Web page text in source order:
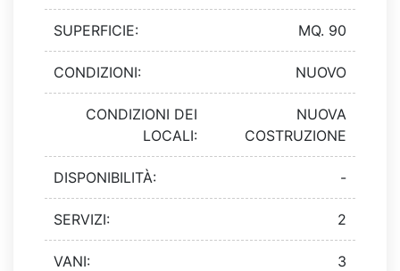
SUPERFICIE: MQ. 90
CONDIZIONI: NUOVO
CONDIZIONI DEI
LOCALI:
NUOVA
COSTRUZIONE
DISPONIBILITÀ: -
SERVIZI: 2
VANI: 3